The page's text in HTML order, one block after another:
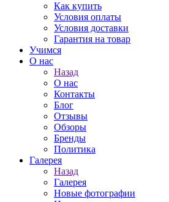
Как купить
Условия оплаты
Условия доставки
Гарантия на товар
Учимся
О нас
Назад
О нас
Контакты
Блог
Отзывы
Обзоры
Бренды
Политика
Галерея
Назад
Галерея
Новые фотографии